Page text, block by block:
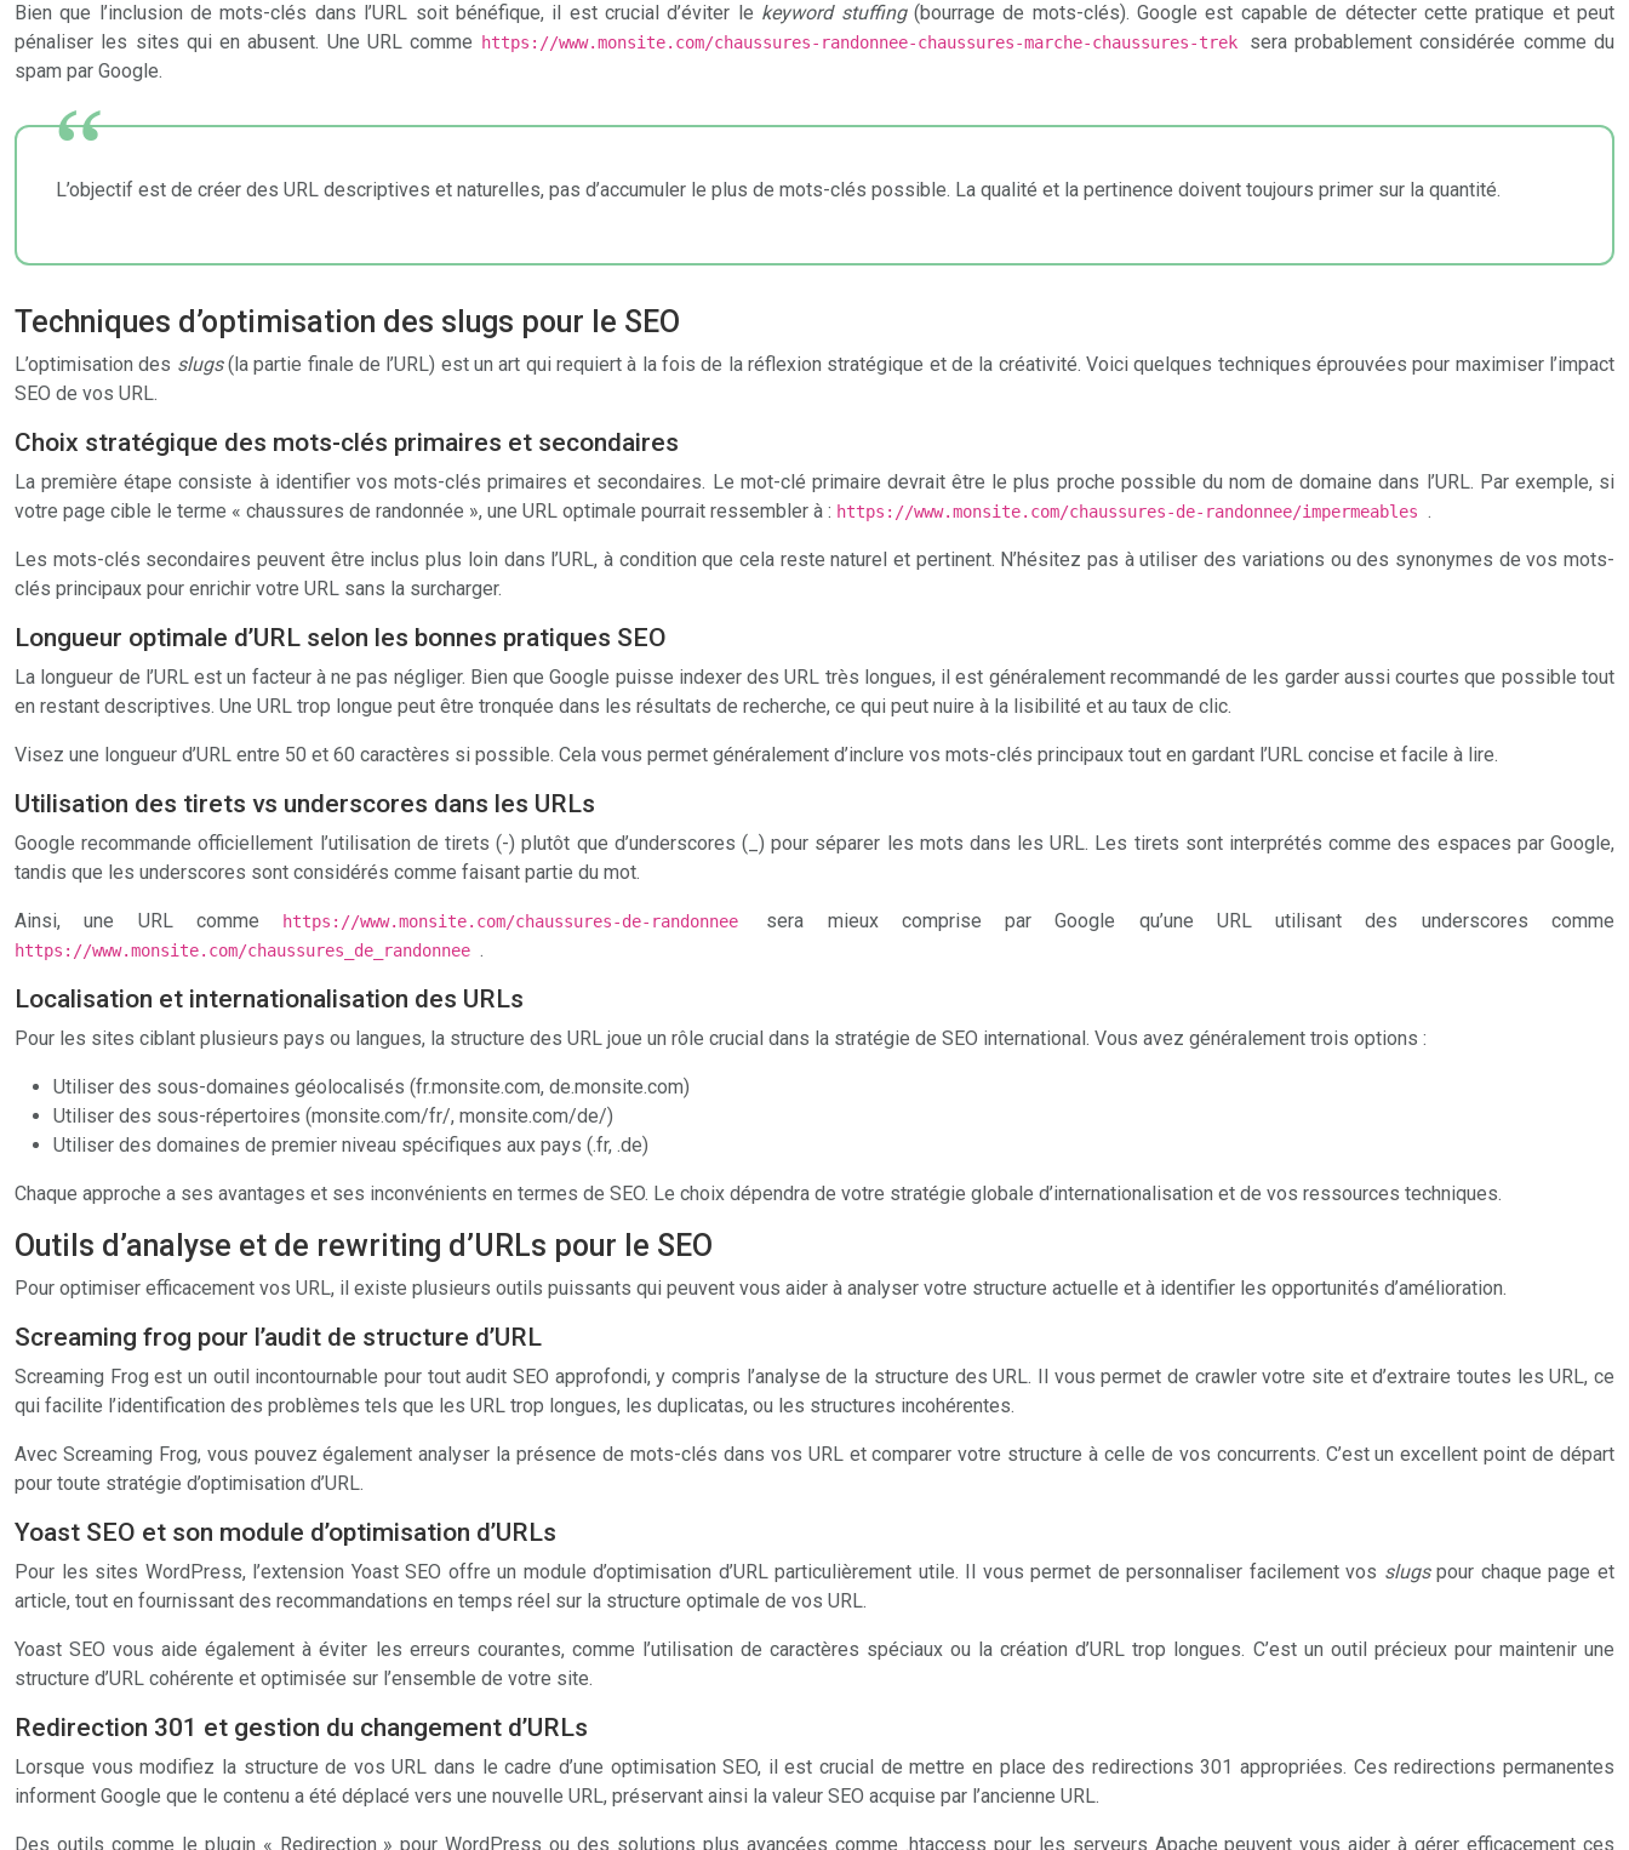
Bien que l’inclusion de mots-clés dans l’URL soit bénéfique, il est crucial d’éviter le keyword stuffing (bourrage de mots-clés). Google est capable de détecter cette pratique et peut
pénaliser les sites qui en abusent. Une URL comme
https://www.monsite.com/chaussures-randonnee-chaussures-marche-chaussures-trek sera probablement considérée comme du
spam par Google.
L’objectif est de créer des URL descriptives et naturelles, pas d’accumuler le plus de mots-clés possible. La qualité et la pertinence doivent toujours primer sur la quantité.
Techniques d’optimisation des slugs pour le SEO
L’optimisation des slugs(la partie finale de l’URL) est un art qui requiert à la fois de la réflexion stratégique et de la créativité. Voici quelques techniques éprouvées pour maximiser l’impact
SEO de vos URL.
Choix stratégique des mots-clés primaires et secondaires
La première étape consiste à identifier vos mots-clés primaires et secondaires. Le mot-clé primaire devrait être le plus proche possible du nom de domaine dans l’URL. Par exemple, si
votre page cible le terme « chaussures de randonnée », une URL optimale pourrait ressembler à : https://www.monsite.com/chaussures-de-randonnee/impermeables .
Les mots-clés secondaires peuvent être inclus plus loin dans l’URL, à condition que cela reste naturel et pertinent. N’hésitez pas à utiliser des variations ou des synonymes de vos mots-
clés principaux pour enrichir votre URL sans la surcharger.
Longueur optimale d’URL selon les bonnes pratiques SEO
La longueur de l’URL est un facteur à ne pas négliger. Bien que Google puisse indexer des URL très longues, il est généralement recommandé de les garder aussi courtes que possible tout
en restant descriptives. Une URL trop longue peut être tronquée dans les résultats de recherche, ce qui peut nuire à la lisibilité et au taux de clic.
Visez une longueur d’URL entre 50 et 60 caractères si possible. Cela vous permet généralement d’inclure vos mots-clés principaux tout en gardant l’URL concise et facile à lire.
Utilisation des tirets vs underscores dans les URLs
Google recommande officiellement l’utilisation de tirets (-) plutôt que d’underscores (_) pour séparer les mots dans les URL. Les tirets sont interprétés comme des espaces par Google,
tandis que les underscores sont considérés comme faisant partie du mot.
Ainsi, une URL comme https://www.monsite.com/chaussures-de-randonnee sera mieux comprise par Google qu’une URL utilisant des underscores comme
https://www.monsite.com/chaussures_de_randonnee .
Localisation et internationalisation des URLs
Pour les sites ciblant plusieurs pays ou langues, la structure des URL joue un rôle crucial dans la stratégie de SEO international. Vous avez généralement trois options :
Utiliser des sous-domaines géolocalisés (fr.monsite.com, de.monsite.com)
Utiliser des sous-répertoires (monsite.com/fr/, monsite.com/de/)
Utiliser des domaines de premier niveau spécifiques aux pays (.fr, .de)
Chaque approche a ses avantages et ses inconvénients en termes de SEO. Le choix dépendra de votre stratégie globale d’internationalisation et de vos ressources techniques.
Outils d’analyse et de rewriting d’URLs pour le SEO
Pour optimiser efficacement vos URL, il existe plusieurs outils puissants qui peuvent vous aider à analyser votre structure actuelle et à identifier les opportunités d’amélioration.
Screaming frog pour l’audit de structure d’URL
Screaming Frog est un outil incontournable pour tout audit SEO approfondi, y compris l’analyse de la structure des URL. Il vous permet de crawler votre site et d’extraire toutes les URL, ce
qui facilite l’identification des problèmes tels que les URL trop longues, les duplicatas, ou les structures incohérentes.
Avec Screaming Frog, vous pouvez également analyser la présence de mots-clés dans vos URL et comparer votre structure à celle de vos concurrents. C’est un excellent point de départ
pour toute stratégie d’optimisation d’URL.
Yoast SEO et son module d’optimisation d’URLs
Pour les sites WordPress, l’extension Yoast SEO offre un module d’optimisation d’URL particulièrement utile. Il vous permet de personnaliser facilement vos slugspour chaque page et
article, tout en fournissant des recommandations en temps réel sur la structure optimale de vos URL.
Yoast SEO vous aide également à éviter les erreurs courantes, comme l’utilisation de caractères spéciaux ou la création d’URL trop longues. C’est un outil précieux pour maintenir une
structure d’URL cohérente et optimisée sur l’ensemble de votre site.
Redirection 301 et gestion du changement d’URLs
Lorsque vous modifiez la structure de vos URL dans le cadre d’une optimisation SEO, il est crucial de mettre en place des redirections 301 appropriées. Ces redirections permanentes
informent Google que le contenu a été déplacé vers une nouvelle URL, préservant ainsi la valeur SEO acquise par l’ancienne URL.
Des outils comme le plugin « Redirection » pour WordPress ou des solutions plus avancées comme .htaccess pour les serveurs Apache peuvent vous aider à gérer efficacement ces